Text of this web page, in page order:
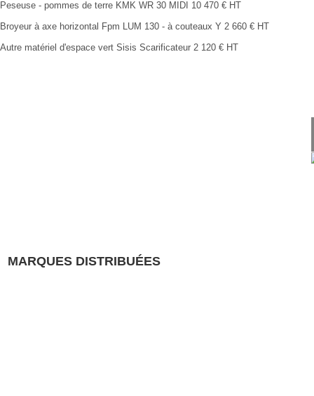
Peseuse - pommes de terre KMK WR 30 MIDI 10 470 € HT
Broyeur à axe horizontal Fpm LUM 130 - à couteaux Y 2 660 € HT
Autre matériel d'espace vert Sisis Scarificateur 2 120 € HT
MARQUES DISTRIBUÉES